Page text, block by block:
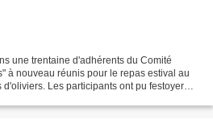
une trentaine d'adhérents du Comité
à nouveau réunis pour le repas estival au
Les participants ont pu festoyer